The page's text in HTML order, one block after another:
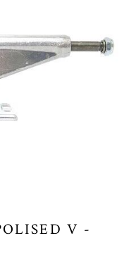
V -